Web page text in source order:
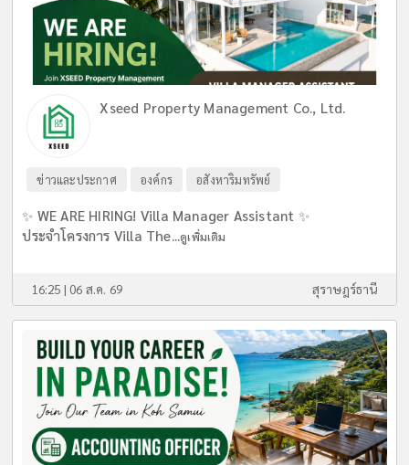
Xseed Property Management Co., Ltd.
ข่าวและประกาศ องค์กร อสังหาริมทรัพย์
✨ WE ARE HIRING! Villa Manager Assistant ✨
ประจำโครงการ Villa The...ดูเพิ่มเติม
16:25 | 06 ส.ค. 69 สุราษฎร์ธานี